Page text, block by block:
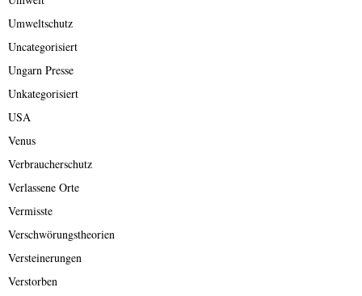
Umweltschutz
Uncategorisiert
Ungarn Presse
Unkategorisiert
USA
Venus
Verbraucherschutz
Verlassene Orte
Vermisste
Verschwörungstheorien
Versteinerungen
Verstorben